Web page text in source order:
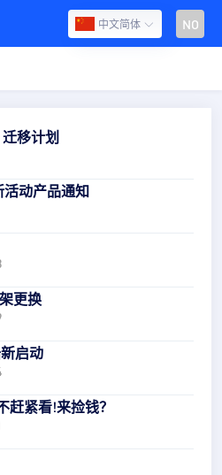
中文简体 NO
移计划
动产品通知
更换
启动
赶紧看!来捡钱？